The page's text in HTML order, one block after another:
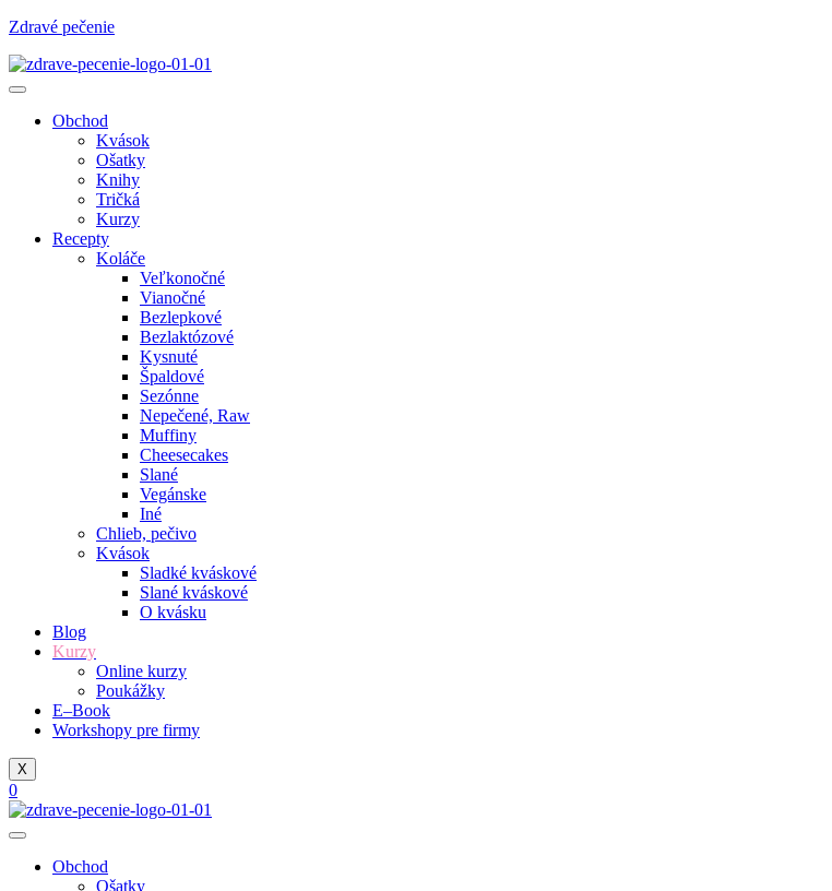
Zdravé pečenie
Obchod
Kvások
Ošatky
Knihy
Tričká
Kurzy
Recepty
Koláče
Veľkonočné
Vianočné
Bezlepkové
Bezlaktózové
Kysnuté
Špaldové
Sezónne
Nepečené, Raw
Muffiny
Cheesecakes
Slané
Vegánske
Iné
Chlieb, pečivo
Kvások
Sladké kváskové
Slané kváskové
O kvásku
Blog
Kurzy
Online kurzy
Poukážky
E–Book
Workshopy pre firmy
X
0
Obchod
Ošatky